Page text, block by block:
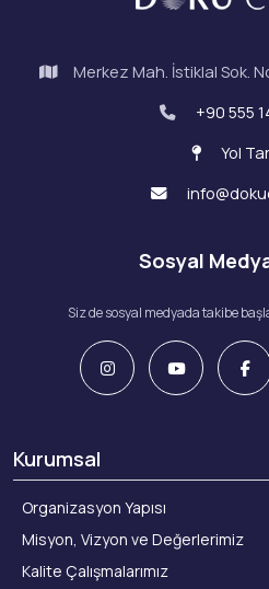
Merkez Mah. İstiklal Sok.
+90 555
Yol
Sosyal
Siz de sosyal medyada takibe
Kurumsal
Organizasyon Yapısı
Misyon, Vizyon ve Değerlerimiz
Kalite Çalışmalarımız